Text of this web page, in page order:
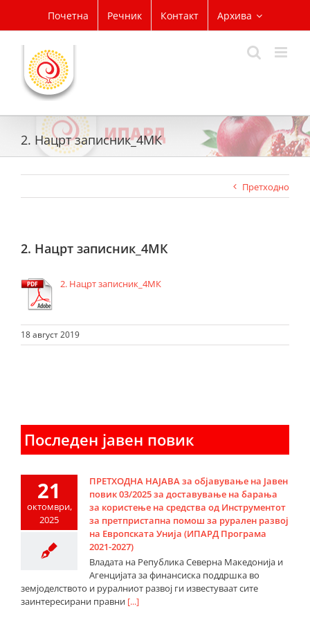
content
Почетна Речник Контакт Архива
2. Нацрт записник_4МК
Претходно
2. Нацрт записник_4МК
2. Нацрт записник_4МК
18 август 2019
Последен јавен повик
21
октомври,
2025
ПРЕТХОДНА НАЈАВА за објавување на Јавен
повик 03/2025 за доставување на барања
за користење на средства од Инструментот
за претпристапна помош за рурален развој
на Европската Унија (ИПАРД Програма
2021-2027)
Владата на Република Северна Македонија и
Агенцијата за финансиска поддршка во
земјоделството и руралниот развој ги известуваат сите
заинтересирани правни [...]